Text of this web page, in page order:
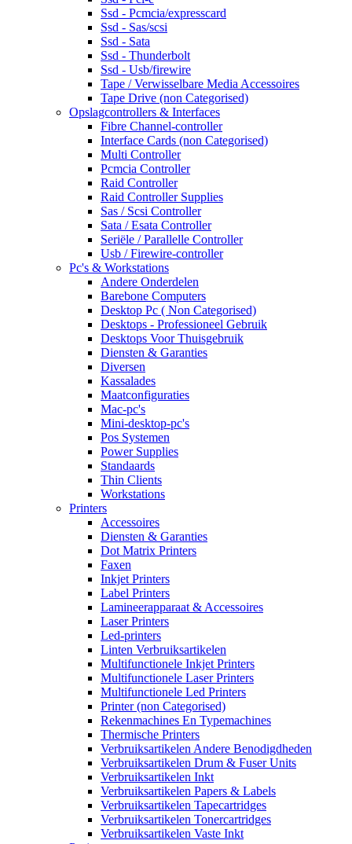
Ssd - Pcmcia/expresscard
Ssd - Sas/scsi
Ssd - Sata
Ssd - Thunderbolt
Ssd - Usb/firewire
Tape / Verwisselbare Media Accessoires
Tape Drive (non Categorised)
Opslagcontrollers & Interfaces
Fibre Channel-controller
Interface Cards (non Categorised)
Multi Controller
Pcmcia Controller
Raid Controller
Raid Controller Supplies
Sas / Scsi Controller
Sata / Esata Controller
Seriële / Parallelle Controller
Usb / Firewire-controller
Pc's & Workstations
Andere Onderdelen
Barebone Computers
Desktop Pc ( Non Categorised)
Desktops - Professioneel Gebruik
Desktops Voor Thuisgebruik
Diensten & Garanties
Diversen
Kassalades
Maatconfiguraties
Mac-pc's
Mini-desktop-pc's
Pos Systemen
Power Supplies
Standaards
Thin Clients
Workstations
Printers
Accessoires
Diensten & Garanties
Dot Matrix Printers
Faxen
Inkjet Printers
Label Printers
Lamineerapparaat & Accessoires
Laser Printers
Led-printers
Linten Verbruiksartikelen
Multifunctionele Inkjet Printers
Multifunctionele Laser Printers
Multifunctionele Led Printers
Printer (non Categorised)
Rekenmachines En Typemachines
Thermische Printers
Verbruiksartikelen Andere Benodigdheden
Verbruiksartikelen Drum & Fuser Units
Verbruiksartikelen Inkt
Verbruiksartikelen Papers & Labels
Verbruiksartikelen Tapecartridges
Verbruiksartikelen Tonercartridges
Verbruiksartikelen Vaste Inkt